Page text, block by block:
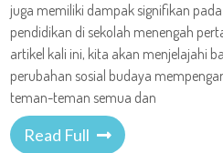
juga memiliki dampak signifikan
pendidikan di sekolah menengah
artikel kali ini, kita akan menjelajahi
perubahan sosial budaya
teman-teman semua dan
Read Full